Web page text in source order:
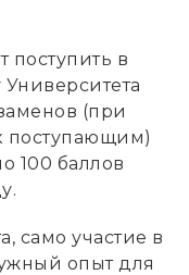
поступить в
Университета
(при
поступающим)
100 баллов
само участие в
опыт для